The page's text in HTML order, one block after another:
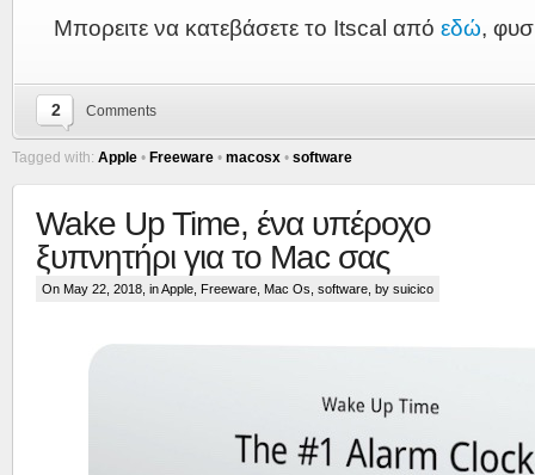
Μπορειτε να κατεβάσετε το Itscal από εδώ,
2 Comments
Tagged with: Apple • Freeware • macosx • software
Wake Up Time, ένα υπέροχο
ξυπνητήρι για το Mac σας
On May 22, 2018, inApple Freeware Mac Os software , by suicico